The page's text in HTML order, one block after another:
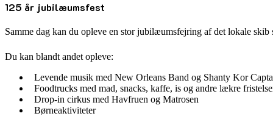
125 år jubilæumsfest
Samme dag kan du opleve en stor jubilæumsfejring af det lokale
Du kan blandt andet opleve:
Levende musik med New Orleans Band og Shanty Kor
Foodtrucks med mad, snacks, kaffe, is og andre lækre
Drop-in cirkus med Havfruen og Matrosen
Børneaktiviteter